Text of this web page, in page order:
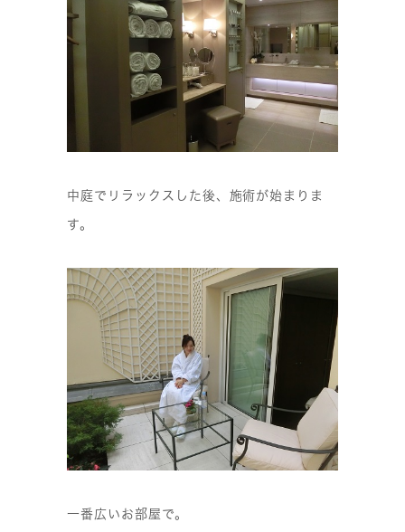
中庭でリラックスした後、施術が始まりま
す。
一番広いお部屋で。